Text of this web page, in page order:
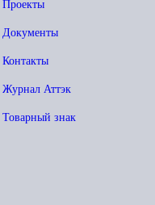
Проекты
Документы
Контакты
Журнал Аттэк
Товарный знак